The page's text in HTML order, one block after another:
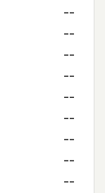
--
--
--
--
--
--
--
--
--